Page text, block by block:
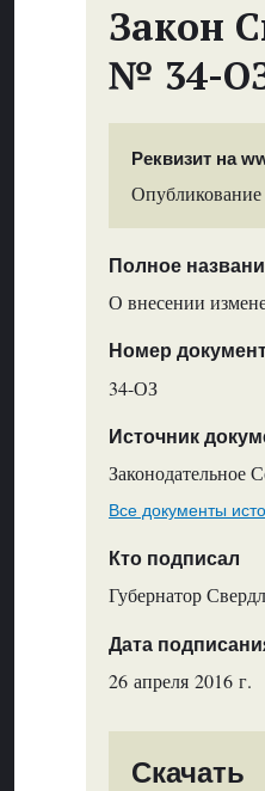
Закон
№ 34-
Реквизит на
Полное
О внесении
Номер
34-ОЗ
Источник
Законодательное
Все документы
Кто подписал
Губернатор
Дата
26 апреля 2016 г.
Скачать